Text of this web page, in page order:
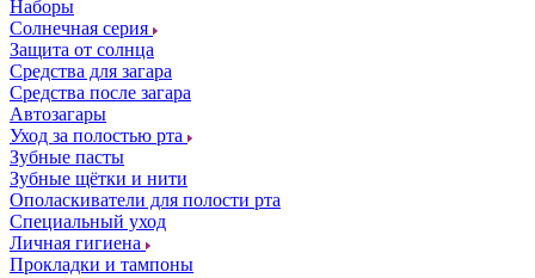
Наборы
Солнечная серия
Защита от солнца
Средства для загара
Средства после загара
Автозагары
Уход за полостью рта
Зубные пасты
Зубные щётки и нити
Ополаскиватели для полости рта
Специальный уход
Личная гигиена
Прокладки и тампоны